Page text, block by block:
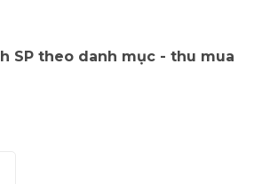
SP theo danh mục - thu mua